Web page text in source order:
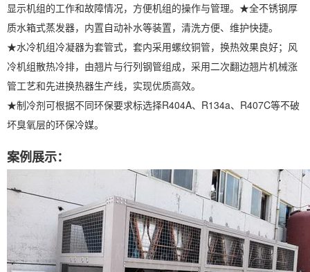
显示机组的工作和故障情况，方便机组的操作与管理。★全不锈钢厚
质水箱式蒸发器，内置自动补水等装置，清洗方便、维护快捷。
★水冷机组冷凝器为套管式，套内采用螺纹铜管，换热效果良好；风
冷机组散热冷排，由翘片与行列钢管组成，采用二次翻边翘片机械涨
管工艺和先进换热器生产线，实现优质高效。
★制冷剂可根据不同环保要求标选择R404A、R134a、R407C等不破
坏臭氧层的环保冷媒。
案例展示：